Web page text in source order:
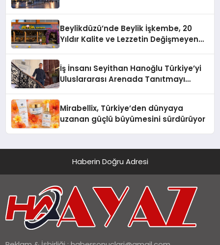
Beylikdüzü’nde Beylik İşkembe, 20
Yıldır Kalite ve Lezzetin Değişmeyen
İş İnsanı Seyithan Hanoğlu Türkiye’yi
Uluslararası Arenada Tanıtmayı
Mirabellix, Türkiye’den dünyaya
uzanan güçlü büyümesini sürdürüyor
Haberin Doğru Adresi